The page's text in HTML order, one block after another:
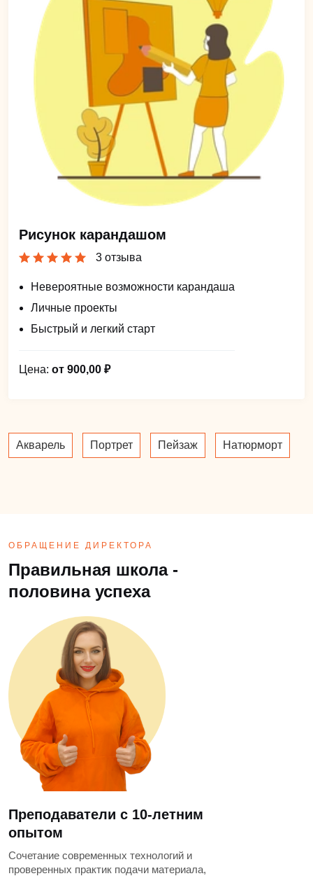
Рисунок карандашом
3 отзыва
Невероятные возможности карандаша
Личные проекты
Быстрый и легкий старт
Цена: от 900,00 ₽
Акварель Портрет Пейзаж Натюрморт
ОБРАЩЕНИЕ ДИРЕКТОРА
Правильная школа -
половина успеха
Преподаватели с 10-летним
опытом
Сочетание современных технологий и
проверенных практик подачи материала,